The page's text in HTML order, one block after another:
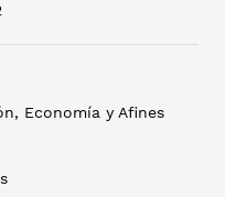
Economía y Afines